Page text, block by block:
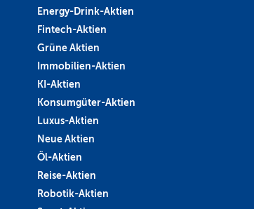
Energy-Drink-Aktien
Fintech-Aktien
Grüne Aktien
Immobilien-Aktien
KI-Aktien
Konsumgüter-Aktien
Luxus-Aktien
Neue Aktien
Öl-Aktien
Reise-Aktien
Robotik-Aktien